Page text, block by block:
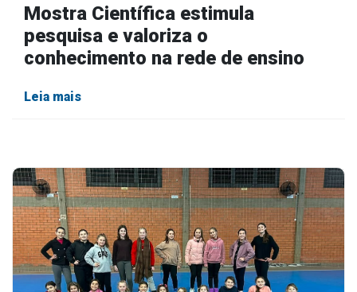
Mostra Científica estimula
pesquisa e valoriza o
conhecimento na rede de ensino
Leia mais